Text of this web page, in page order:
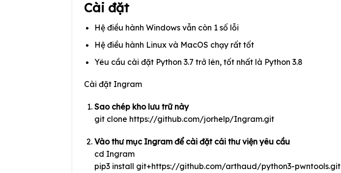
Cài đặt
Hệ điều hành Windows vẫn còn 1 số lỗi
Hệ điều hành Linux và MacOS chạy rất tốt
Yêu cầu cài đặt Python 3.7 trở lên, tốt nhất là Python 3.8
Cài đặt Ingram
Sao chép kho lưu trữ này
git clone https://github.com/jorhelp/Ingram.git
Vào thư mục Ingram để cài đặt cái thư viện yêu cầu
cd Ingram
pip3 install git+https://github.com/arthaud/python3-pwntools.git